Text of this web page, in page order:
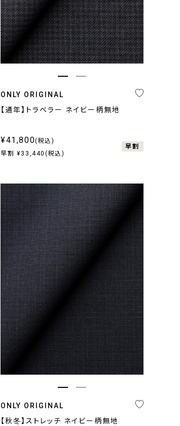
ONLY ORIGINAL
【通年】トラベラー ネイビー柄無地
¥41,800(税込)
早割 ¥33,440(税込)
早割
ONLY ORIGINAL
【秋冬】ストレッチ ネイビー柄無地